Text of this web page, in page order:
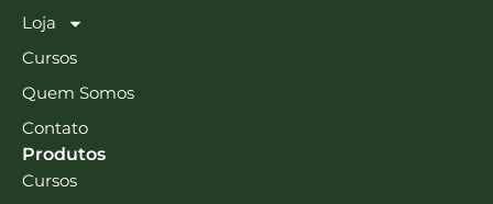
Loja
Cursos
Quem Somos
Contato
Produtos
Cursos